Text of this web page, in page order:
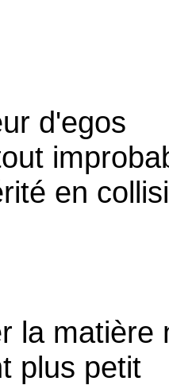
d'egos
en
la matière
plus petit